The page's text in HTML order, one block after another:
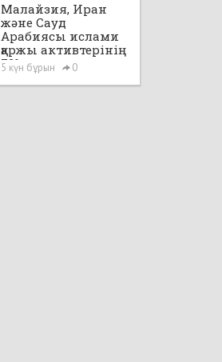
Малайзия, Иран
және Сауд
Арабиясы ислами
қаржы активтерінің
72%-на ие
5 күн бұрын 0